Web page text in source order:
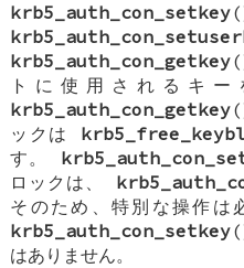
krb5_auth_con_setkey
krb5_auth_con_getkey
トに使用されるキー
krb5_auth_con_getkey
ックは
す。
ロックは、
そのため、特別な操作は
krb5_auth_con_setkey
はありません。